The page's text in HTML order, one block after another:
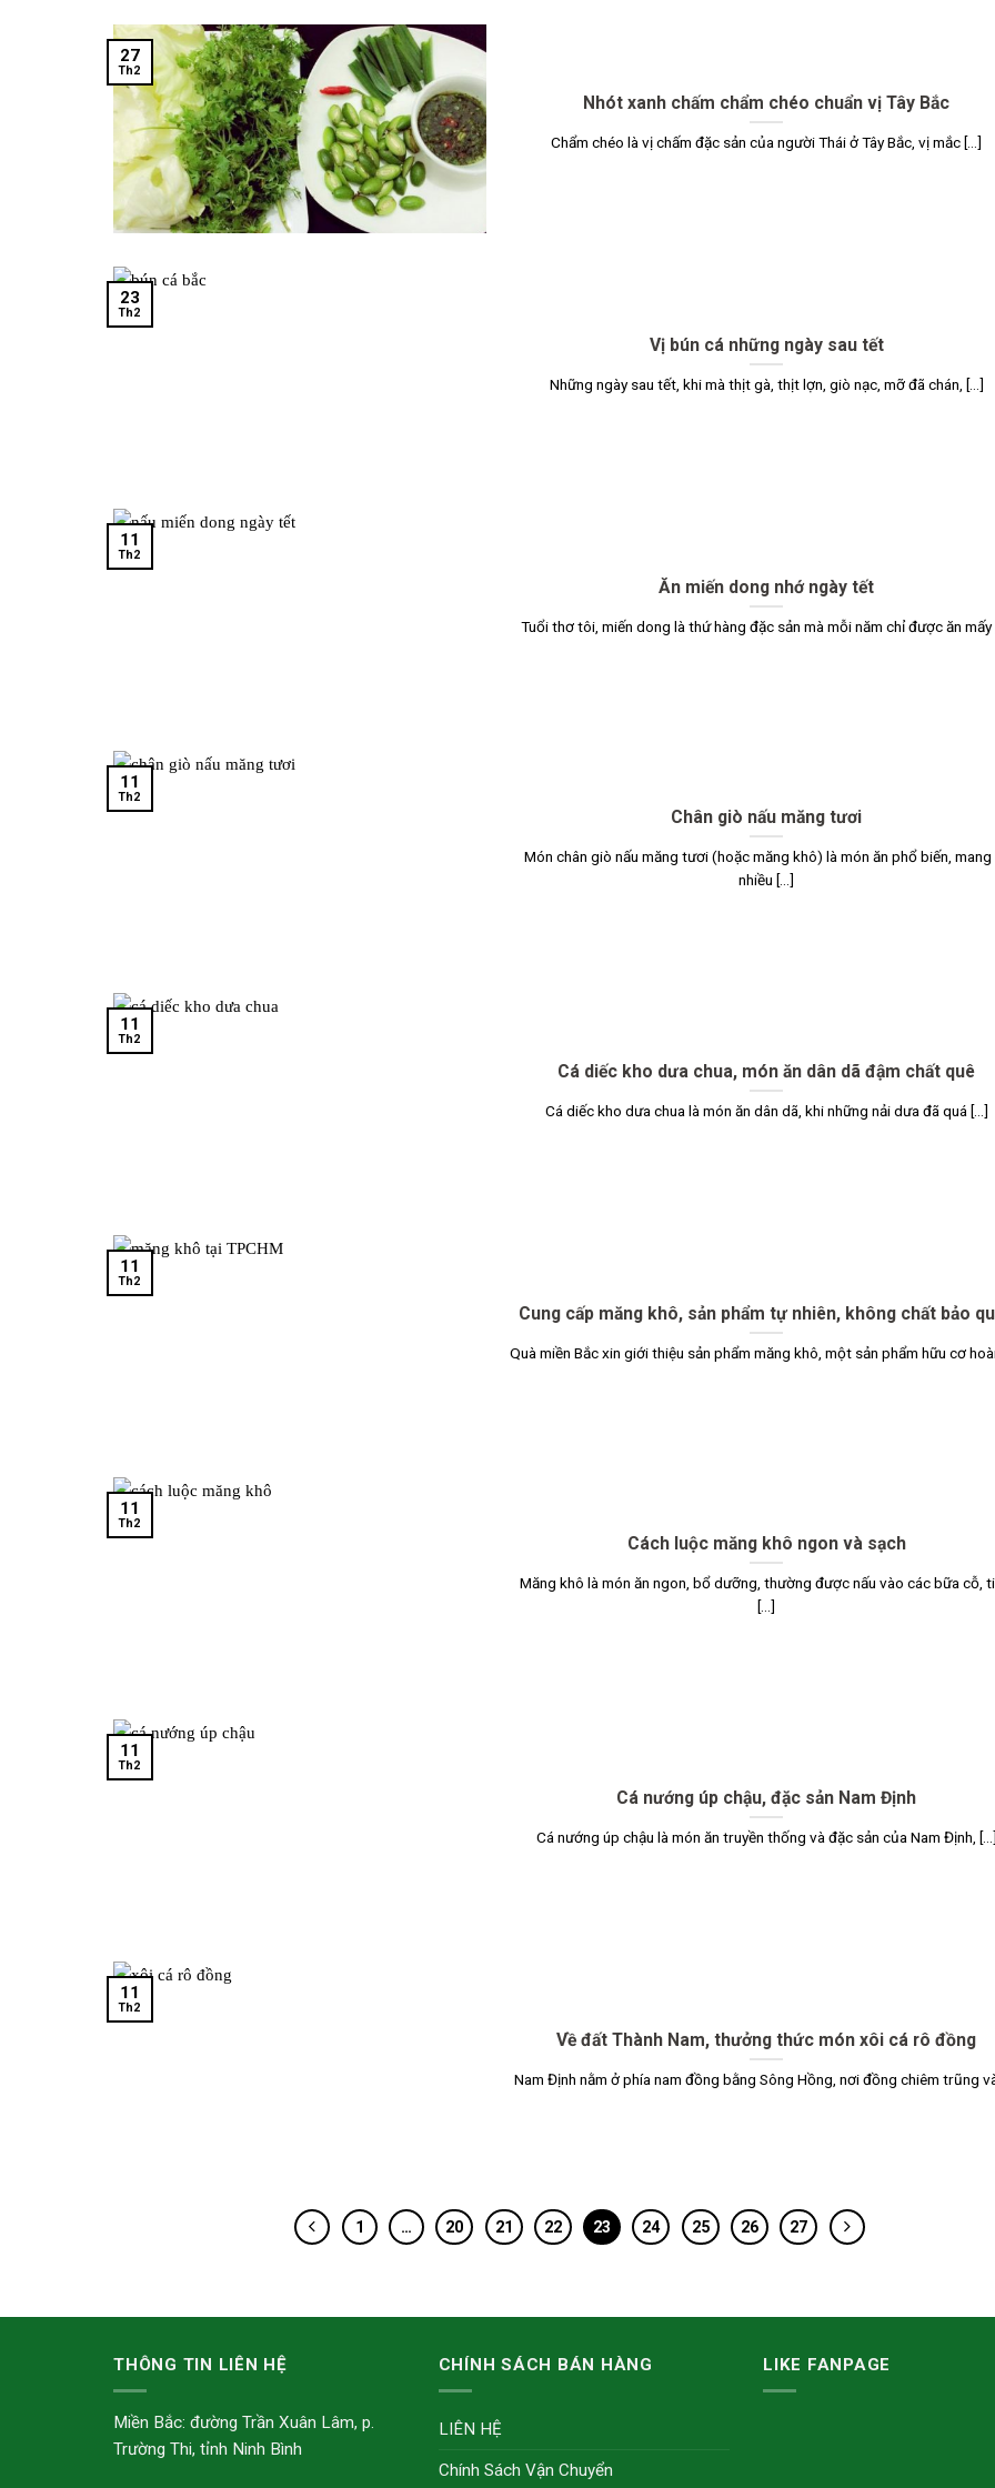
Nhót xanh chấm chẩm chéo chuẩn vị Tây Bắc
Chẩm chéo là vị chấm đặc sản của người Thái ở Tây Bắc, vị mắc [...]
27
Th2
Vị bún cá những ngày sau tết
Những ngày sau tết, khi mà thịt gà, thịt lợn, giò nạc, mỡ đã chán, [...]
23
Th2
Ăn miến dong nhớ ngày tết
Tuổi thơ tôi, miến dong là thứ hàng đặc sản mà mỗi năm chỉ được ăn mấy
11
Th2
Chân giò nấu măng tươi
Món chân giò nấu măng tươi (hoặc măng khô) là món ăn phổ biến, mang
nhiều [...]
11
Th2
Cá diếc kho dưa chua, món ăn dân dã đậm chất quê
Cá diếc kho dưa chua là món ăn dân dã, khi những nải dưa đã quá [...]
11
Th2
Cung cấp măng khô, sản phẩm tự nhiên, không chất bảo
Quà miền Bắc xin giới thiệu sản phẩm măng khô, một sản phẩm hữu cơ
11
Th2
Cách luộc măng khô ngon và sạch
Măng khô là món ăn ngon, bổ dưỡng, thường được nấu vào các bữa cỗ,
[...]
11
Th2
Cá nướng úp chậu, đặc sản Nam Định
Cá nướng úp chậu là món ăn truyền thống và đặc sản của Nam Định, [...]
11
Th2
Về đất Thành Nam, thưởng thức món xôi cá rô đồng
Nam Định nằm ở phía nam đồng bằng Sông Hồng, nơi đồng chiêm trũng
11
Th2
1 … 20 21 22 23 24 25 26 27
THÔNG TIN LIÊN HỆ
Miền Bắc: đường Trần Xuân Lâm, p.
Trường Thi, tỉnh Ninh Bình
CHÍNH SÁCH BÁN HÀNG
LIÊN HỆ
Chính Sách Vận Chuyển
LIKE FANPAGE